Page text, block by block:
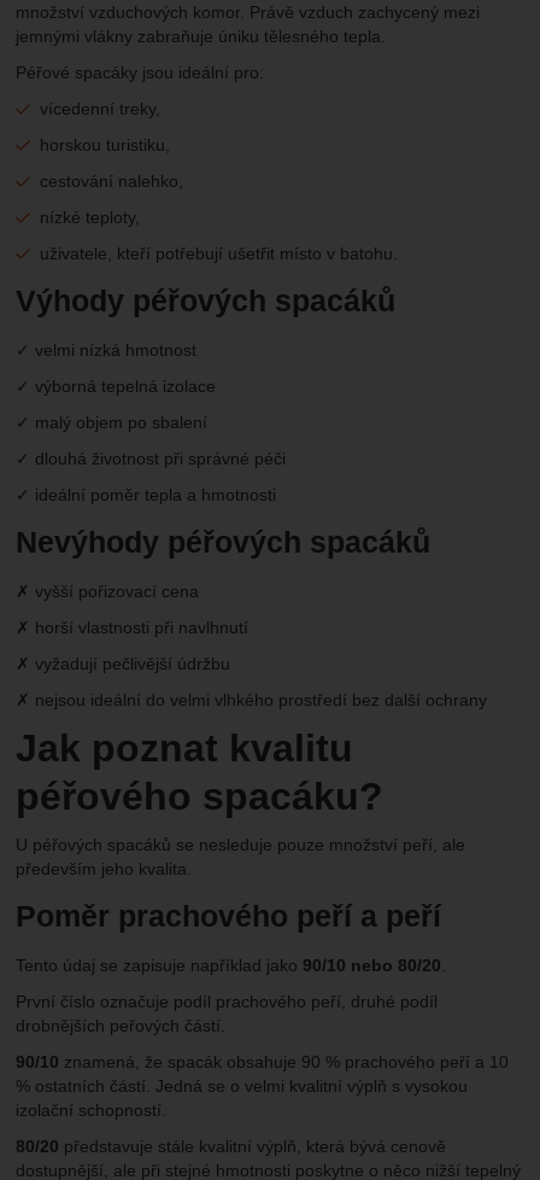
množství vzduchových komor. Právě vzduch zachycený mezi
jemnými vlákny zabraňuje úniku tělesného tepla.
Péřové spacáky jsou ideální pro:
vícedenní treky,
horskou turistiku,
cestování nalehko,
nízké teploty,
uživatele, kteří potřebují ušetřit místo v batohu.
Výhody péřových spacáků
✓ velmi nízká hmotnost
✓ výborná tepelná izolace
✓ malý objem po sbalení
✓ dlouhá životnost při správné péči
✓ ideální poměr tepla a hmotnosti
Nevýhody péřových spacáků
✗ vyšší pořizovací cena
✗ horší vlastnosti při navlhnutí
✗ vyžadují pečlivější údržbu
✗ nejsou ideální do velmi vlhkého prostředí bez další ochrany
Jak poznat kvalitu
péřového spacáku?
U péřových spacáků se nesleduje pouze množství peří, ale
především jeho kvalita.
Poměr prachového peří a peří
Tento údaj se zapisuje například jako 90/10 nebo 80/20
První číslo označuje podíl prachového peří, druhé podíl
drobnějších peřových částí.
90/10 znamená, že spacák obsahuje 90 % prachového peří a 10
% ostatních částí. Jedná se o velmi kvalitní výplň s vysokou
izolační schopností.
80/20 představuje stále kvalitní výplň, která bývá cenově
dostupnější, ale při stejné hmotnosti poskytne o něco nižší tepelný